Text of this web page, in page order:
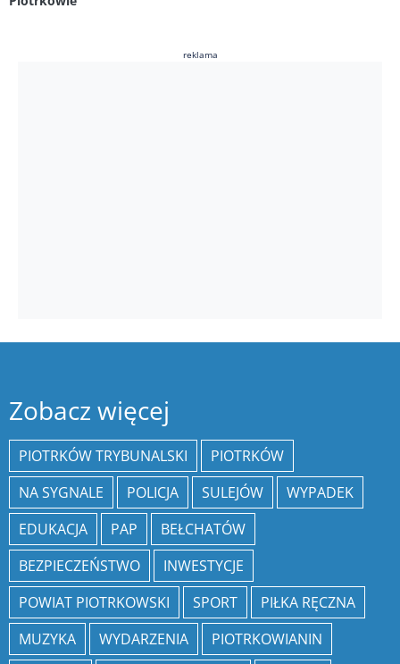
reklama
Zobacz więcej
PIOTRKÓW TRYBUNALSKI
PIOTRKÓW
NA SYGNALE
POLICJA SULEJÓW
WYPADEK
EDUKACJA
PAP
BEŁCHATÓW
BEZPIECZEŃSTWO
INWESTYCJE
POWIAT PIOTRKOWSKI
SPORT
PIŁKA RĘCZNA
MUZYKA
WYDARZENIA
PIOTRKOWIANIN